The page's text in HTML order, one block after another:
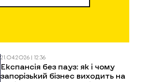
21.04.2026 | 12:36
Експансія без пауз: як і чому
запорізький бізнес виходить на